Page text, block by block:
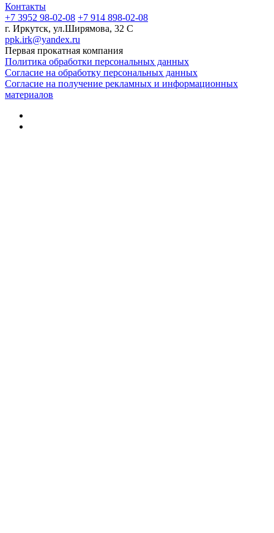
Контакты
+7 3952 98-02-08 +7 914 898-02-08
г. Иркутск, ул.Ширямова, 32 С
ppk.irk@yandex.ru
Первая прокатная компания
Политика обработки персональных данных
Согласие на обработку персональных данных
Согласие на получение рекламных и информационных
материалов